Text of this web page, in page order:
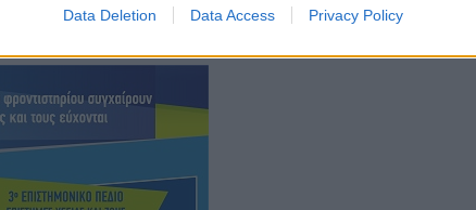
Data Deletion Data Access Privacy Policy